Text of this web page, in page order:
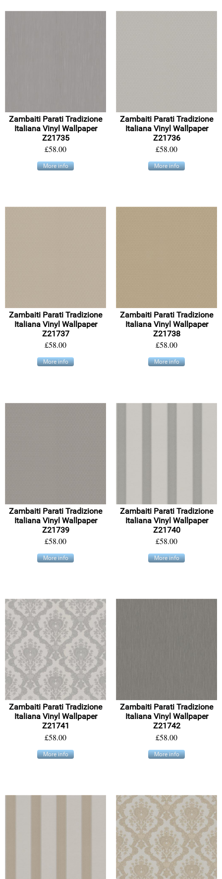
Zambaiti Parati Tradizione
Italiana Vinyl Wallpaper
Z21735
£58.00
More info
Zambaiti Parati Tradizione
Italiana Vinyl Wallpaper
Z21736
£58.00
More info
Zambaiti Parati Tradizione
Italiana Vinyl Wallpaper
Z21737
£58.00
More info
Zambaiti Parati Tradizione
Italiana Vinyl Wallpaper
Z21738
£58.00
More info
Zambaiti Parati Tradizione
Italiana Vinyl Wallpaper
Z21739
£58.00
More info
Zambaiti Parati Tradizione
Italiana Vinyl Wallpaper
Z21740
£58.00
More info
Zambaiti Parati Tradizione
Italiana Vinyl Wallpaper
Z21741
£58.00
More info
Zambaiti Parati Tradizione
Italiana Vinyl Wallpaper
Z21742
£58.00
More info